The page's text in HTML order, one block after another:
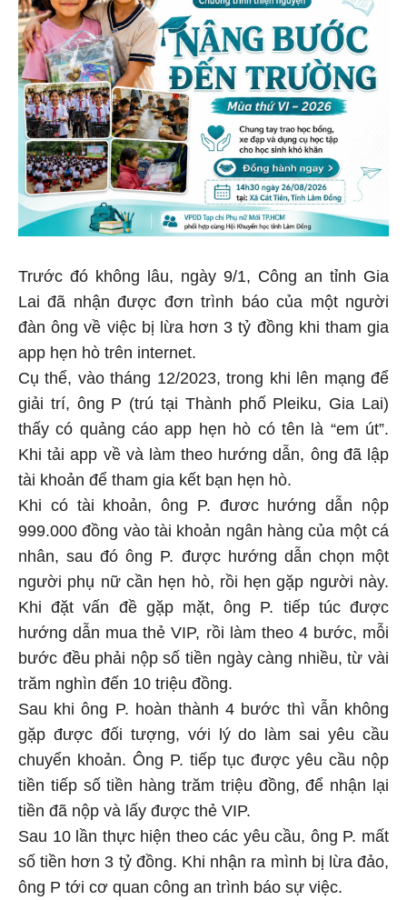
Trước đó không lâu, ngày 9/1, Công an tỉnh Gia
Lai đã nhận được đơn trình báo của một người
đàn ông về việc bị lừa hơn 3 tỷ đồng khi tham gia
app hẹn hò trên internet.
Cụ thể, vào tháng 12/2023, trong khi lên mạng để
giải trí, ông P (trú tại Thành phố Pleiku, Gia Lai)
thấy có quảng cáo app hẹn hò có tên là “em út”.
Khi tải app về và làm theo hướng dẫn, ông đã lập
tài khoản để tham gia kết bạn hẹn hò.
Khi có tài khoản, ông P. đươc hướng dẫn nộp
999.000 đồng vào tài khoản ngân hàng của một cá
nhân, sau đó ông P. được hướng dẫn chọn một
người phụ nữ cần hẹn hò, rồi hẹn gặp người này.
Khi đặt vấn đề gặp mặt, ông P. tiếp túc được
hướng dẫn mua thẻ VIP, rồi làm theo 4 bước, mỗi
bước đều phải nộp số tiền ngày càng nhiều, từ vài
trăm nghìn đến 10 triệu đồng.
Sau khi ông P. hoàn thành 4 bước thì vẫn không
gặp được đối tượng, với lý do làm sai yêu cầu
chuyển khoản. Ông P. tiếp tục được yêu cầu nộp
tiền tiếp số tiền hàng trăm triệu đồng, để nhận lại
tiền đã nộp và lấy được thẻ VIP.
Sau 10 lần thực hiện theo các yêu cầu, ông P. mất
số tiền hơn 3 tỷ đồng. Khi nhận ra mình bị lừa đảo,
ông P tới cơ quan công an trình báo sự việc.